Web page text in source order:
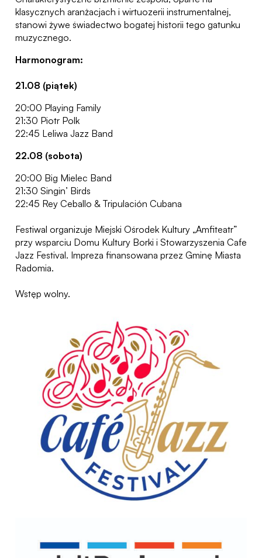
klasycznych aranżacjach i wirtuozerii instrumentalnej,
stanowi żywe świadectwo bogatej historii tego gatunku
muzycznego.
Harmonogram:
21.08 (piątek)
20:00 Playing Family
21:30 Piotr Polk
22:45 Leliwa Jazz Band
22.08 (sobota)
20:00 Big Mielec Band
21:30 Singin’ Birds
22:45 Rey Ceballo & Tripulación Cubana
Festiwal organizuje Miejski Ośrodek Kultury „Amfiteatr”
przy wsparciu Domu Kultury Borki i Stowarzyszenia Cafe
Jazz Festival. Impreza finansowana przez Gminę Miasta
Radomia.
Wstęp wolny.